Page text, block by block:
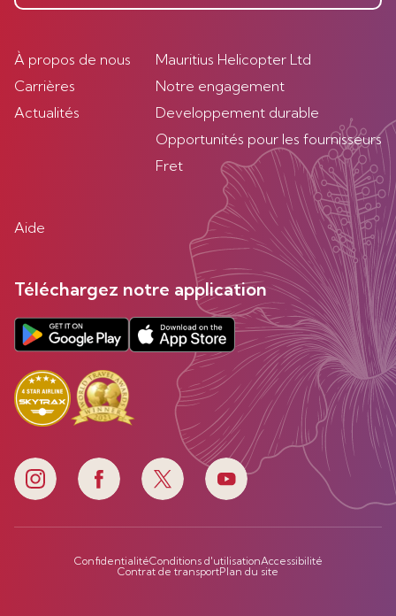
À propos de nous
Carrières
Actualités
Mauritius Helicopter Ltd
Notre engagement
Developpement durable
Opportunités pour les fournisseurs
Fret
Aide
Téléchargez notre application
ConfidentialitéConditions d'utilisationAccessibilité
Contrat de transportPlan du site